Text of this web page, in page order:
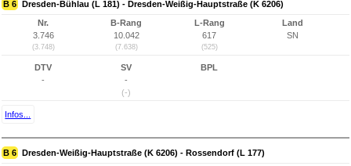
B 6 Dresden-Bühlau (L 181) - Dresden-Weißig-Hauptstraße (K 6206)
Nr.
3.746
(3.748)
B-Rang
10.042
(7.638)
L-Rang
617
(525)
Land
SN
DTV
-
SV
-
(-)
BPL
Infos...
B 6 Dresden-Weißig-Hauptstraße (K 6206) - Rossendorf (L 177)